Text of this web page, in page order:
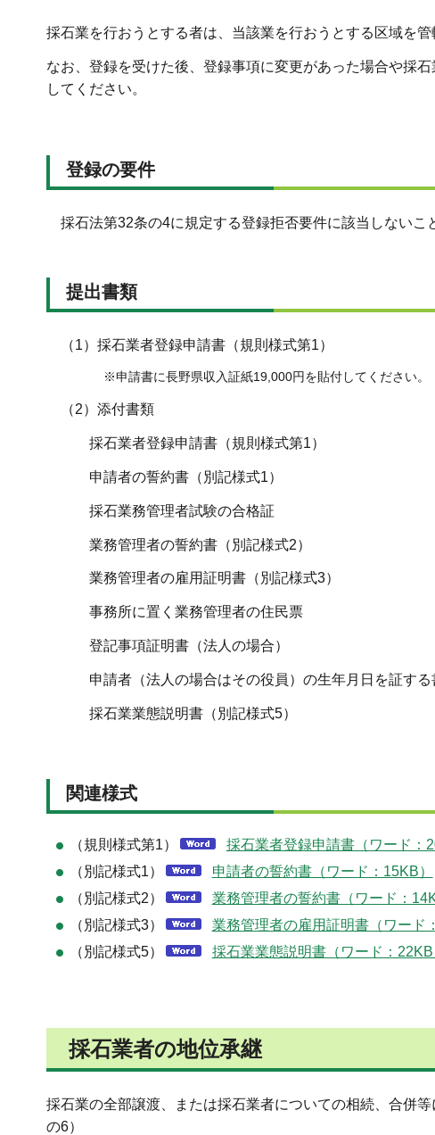
採石業を行おうとする者は、当該業を行おうとする区域を
なお、登録を受けた後、登録事項に変更があった場合や採
してください。
登録の要件
採石法第32条の4に規定する登録拒否要件に該当しないこ
提出書類
（1）採石業者登録申請書（規則様式第1）
※申請書に長野県収入証紙19,000円を貼付してください。
（2）添付書類
採石業者登録申請書（規則様式第1）
申請者の誓約書（別記様式1）
採石業務管理者試験の合格証
業務管理者の誓約書（別記様式2）
業務管理者の雇用証明書（別記様式3）
事務所に置く業務管理者の住民票
登記事項証明書（法人の場合）
申請者（法人の場合はその役員）の生年月日を証す
採石業業態説明書（別記様式5）
関連様式
（規則様式第1）
採石業者登録申請書（ワード：
（別記様式1）
申請者の誓約書（ワード：15KB）
（別記様式2）
業務管理者の誓約書（ワード：
（別記様式3）
業務管理者の雇用証明書（ワード
（別記様式5）
採石業業態説明書（ワード：22KB
採石業者の地位承継
採石業の全部譲渡、または採石業者についての相続、合併
の6）